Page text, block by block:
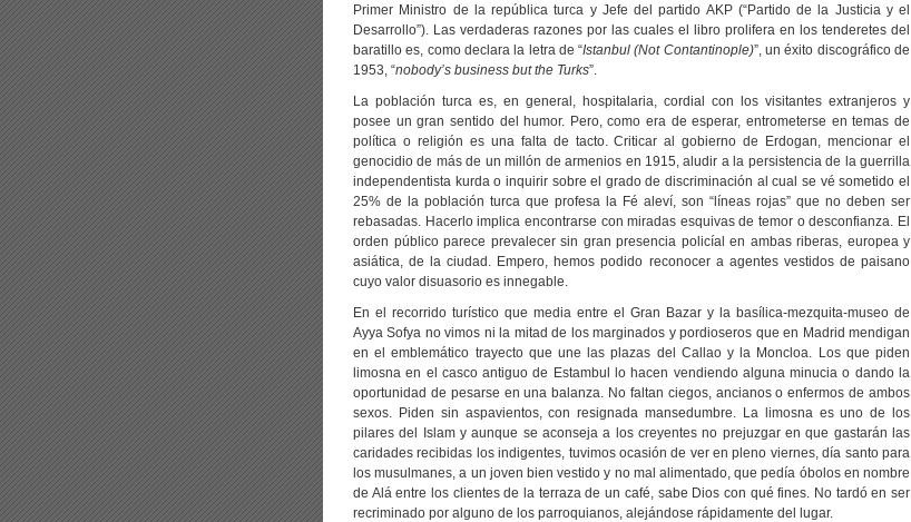
Primer Ministro de la república turca y Jefe del partido AKP (“Partido de la Justicia y el
Desarrollo”). Las verdaderas razones por las cuales el libro prolifera en los tenderetes del
baratillo es, como declara la letra de “Istanbul (Not Contantinople)”, un éxito discográfico de
1953, “nobody’s business but the Turks”.
La población turca es, en general, hospitalaria, cordial con los visitantes extranjeros y
posee un gran sentido del humor. Pero, como era de esperar, entrometerse en temas de
política o religión es una falta de tacto. Criticar al gobierno de Erdogan, mencionar el
genocidio de más de un millón de armenios en 1915, aludir a la persistencia de la guerrilla
independentista kurda o inquirir sobre el grado de discriminación al cual se vé sometido el
25% de la población turca que profesa la Fé aleví, son “líneas rojas” que no deben ser
rebasadas. Hacerlo implica encontrarse con miradas esquivas de temor o desconfianza. El
orden público parece prevalecer sin gran presencia policíal en ambas riberas, europea y
asiática, de la ciudad. Empero, hemos podido reconocer a agentes vestidos de paisano
cuyo valor disuasorio es innegable.
En el recorrido turístico que media entre el Gran Bazar y la basílica-mezquita-museo de
Ayya Sofya no vimos ni la mitad de los marginados y pordioseros que en Madrid mendigan
en el emblemático trayecto que une las plazas del Callao y la Moncloa. Los que piden
limosna en el casco antiguo de Estambul lo hacen vendiendo alguna minucia o dando la
oportunidad de pesarse en una balanza. No faltan ciegos, ancianos o enfermos de ambos
sexos. Piden sin aspavientos, con resignada mansedumbre. La limosna es uno de los
pilares del Islam y aunque se aconseja a los creyentes no prejuzgar en que gastarán las
caridades recibidas los indigentes, tuvimos ocasión de ver en pleno viernes, día santo para
los musulmanes, a un joven bien vestido y no mal alimentado, que pedía óbolos en nombre
de Alá entre los clientes de la terraza de un café, sabe Dios con qué fines. No tardó en ser
recriminado por alguno de los parroquianos, alejándose rápidamente del lugar.